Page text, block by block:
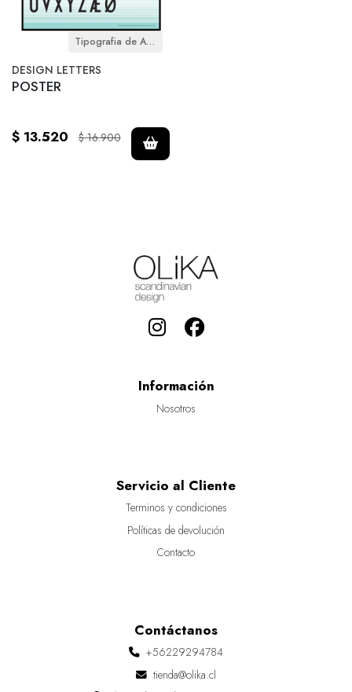
Tipografia de Arne Jacobsen
DESIGN LETTERS
POSTER
$ 13.520 $ 16.900
Información
Nosotros
Servicio al Cliente
Terminos y condiciones
Políticas de devolución
Contacto
Contáctanos
+56229294784
tienda@olika.cl